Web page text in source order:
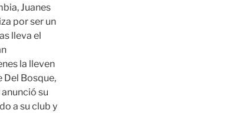
Juanes
por ser un
lleva el
la lleven
Del Bosque,
su
a su club y